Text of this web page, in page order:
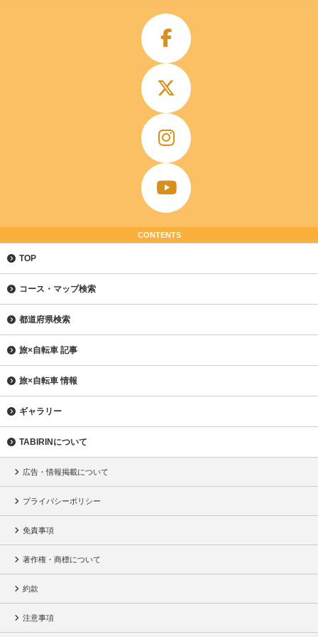
CONTENTS
TOP
コース・マップ検索
都道府県検索
旅×自転車 記事
旅×自転車 情報
ギャラリー
TABIRINについて
広告・情報掲載について
プライバシーポリシー
免責事項
著作権・商標について
約款
注意事項